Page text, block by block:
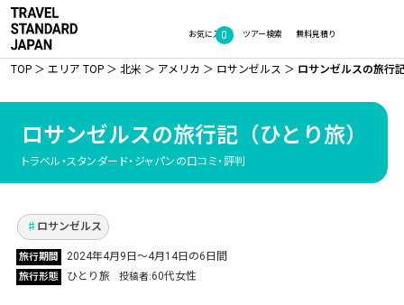
お気に入り
0 無料見積り
ツアー検索
TOP エリア TOP 北米 アメリカ ロサンゼルス ロサンゼルスの旅行
ロサンゼルスの旅行記（ひとり旅）
トラベル・スタンダード・ジャパンの口コミ・評判
Vol.1015
MLB＆NBA観戦で日本人選手大活躍！ ハリウ
ッド＆ユニバーサルスタジオハリウッド スポー
ツ観戦以外も充実したロサンゼルス4泊！
ロサンゼルス
旅行期間 2024年4月9日～4月14日の6日間
旅行形態 ひとり旅 投稿者 60代女性
大谷選手の連続HRで大興奮＆ゴルフやステー
キも堪能！リベンジの野球観戦ロサンゼルスひ